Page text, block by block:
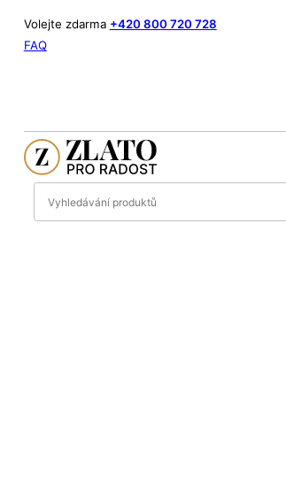
Volejte zdarma +420 800 720 728
FAQ